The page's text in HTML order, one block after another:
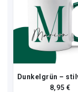
8,95 €